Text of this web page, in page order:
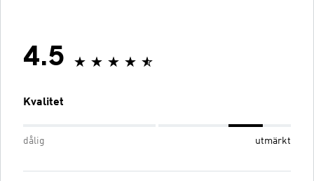
4.5
Kvalitet
dålig utmärkt